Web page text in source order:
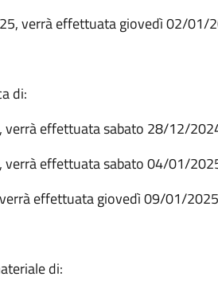
verrà effettuata giovedì 02/01/
di:
effettuata sabato 28/12/
effettuata sabato 04/01/
effettuata giovedì 09/01/2025
di: